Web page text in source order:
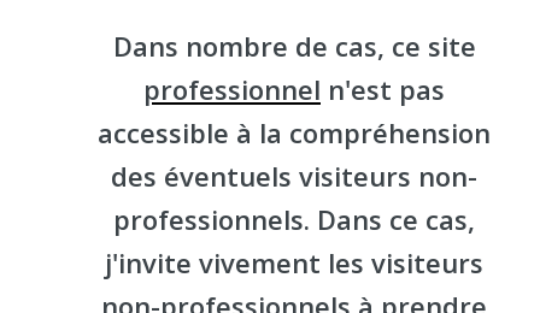
Dans nombre de cas, ce site
professionnel n'est pas
accessible à la compréhension
des éventuels visiteurs non-
professionnels. Dans ce cas,
j'invite vivement les visiteurs